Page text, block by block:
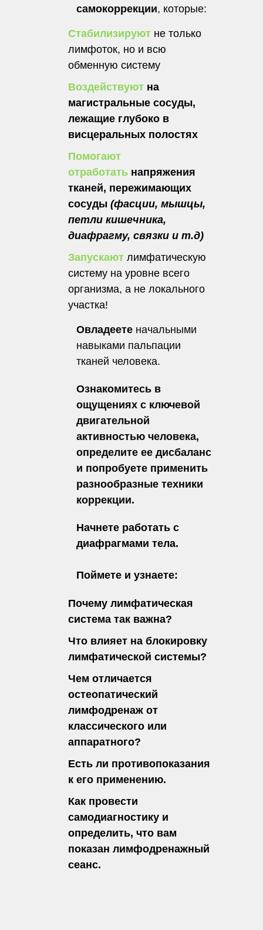
самокоррекции, которые:
Стабилизируют не только
лимфоток, но и всю
обменную систему
Воздействуют на
магистральные сосуды,
лежащие глубоко в
висцеральных полостях
Помогают
отработать напряжения
тканей, пережимающих
сосуды (фасции, мышцы,
петли кишечника,
диафрагму, связки и т.д)
Запускают лимфатическую
систему на уровне всего
организма, а не локального
участка!
Овладеете начальными
навыками пальпации
тканей человека.
Ознакомитесь в
ощущениях с ключевой
двигательной
активностью человека,
определите ее дисбаланс
и попробуете применить
разнообразные техники
коррекции.
Начнете работать с
диафрагмами тела.
Поймете и узнаете:
Почему лимфатическая
система так важна?
Что влияет на блокировку
лимфатической системы?
Чем отличается
остеопатический
лимфодренаж от
классического или
аппаратного?
Есть ли противопоказания
к его применению.
Как провести
самодиагностику и
определить, что вам
показан лимфодренажный
сеанс.